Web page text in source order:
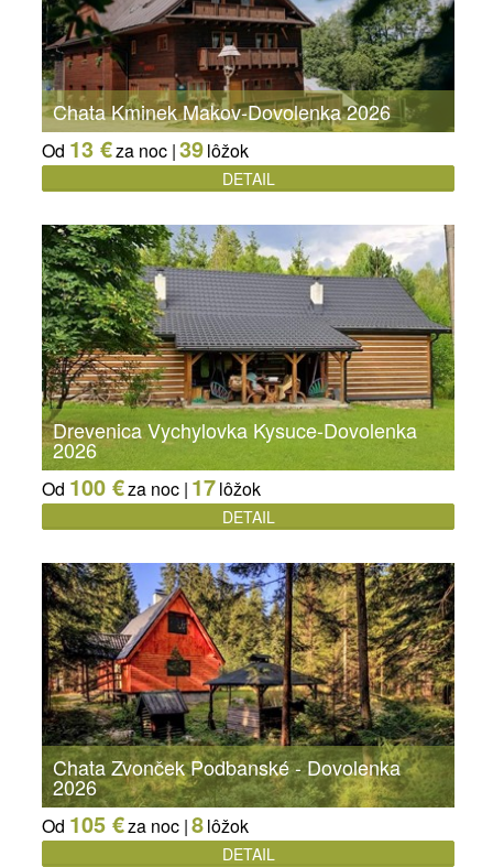
Chata Kminek Makov-Dovolenka 2026
Od 13 €za noc |39lôžok
DETAIL
Drevenica Vychylovka Kysuce-Dovolenka
2026
Od 100 €za noc | 17lôžok
DETAIL
Chata Zvonček Podbanské - Dovolenka
2026
Od 105 €za noc |8lôžok
DETAIL